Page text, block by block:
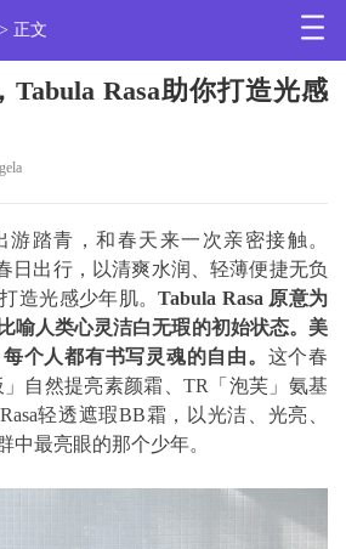
正文
Tabula Rasa助你打造光感
踏青，和春天来一次亲密接触。
日出行，以清爽水润、轻薄便捷无负
造光感少年肌。Tabula Rasa 原意为
喻人类心灵洁白无瑕的初始状态。美
个人都有书写灵魂的自由。 这个春
自然提亮素颜霜、TR「泡芙」氨基
轻透遮瑕BB霜，以光洁、光亮、
中最亮眼的那个少年。